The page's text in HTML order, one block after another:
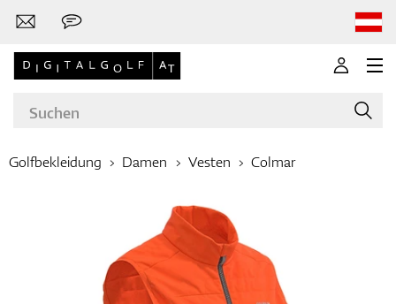
Marken
Golfschläger
Golfbekleidung Damen Vesten Colmar